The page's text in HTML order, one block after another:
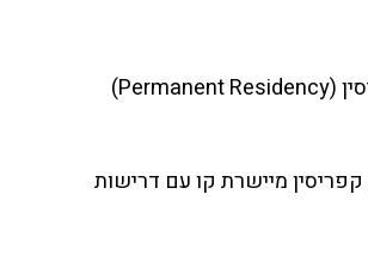
ב-27 באפריל 2023, ,תיקנה מועצת השרים של קפריסין את הקריטריונים, לכאלו שאינם אזרחי האיחוד, לקבלת היתר שהייה קבוע בקפריסין (Permanent Residency)
מיישרת קו עם דרישות